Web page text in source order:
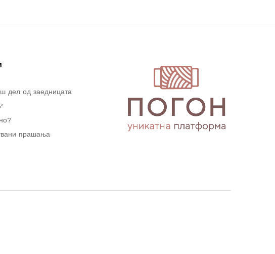
дел од заедницата
прашања